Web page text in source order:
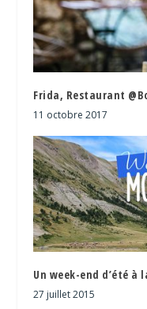
Frida, Restaurant
11 octobre 2017
Un week-end d’été à
27 juillet 2015